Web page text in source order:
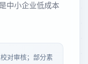
中小企业低成本
对审核；部分素